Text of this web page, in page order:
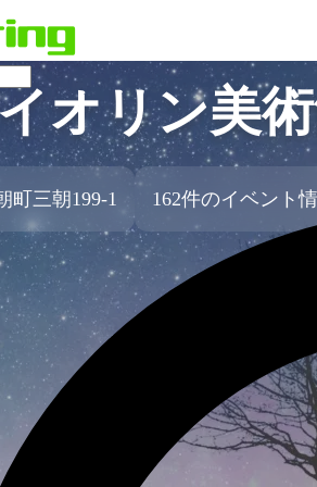
オリン美
町三朝199-1 162件のイベント